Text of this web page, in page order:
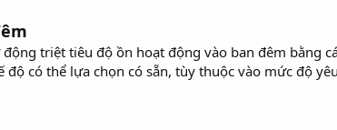
triệt tiêu độ ồn hoạt động vào ban đêm bằng
có thể lựa chọn có sẵn, tùy thuộc vào mức độ